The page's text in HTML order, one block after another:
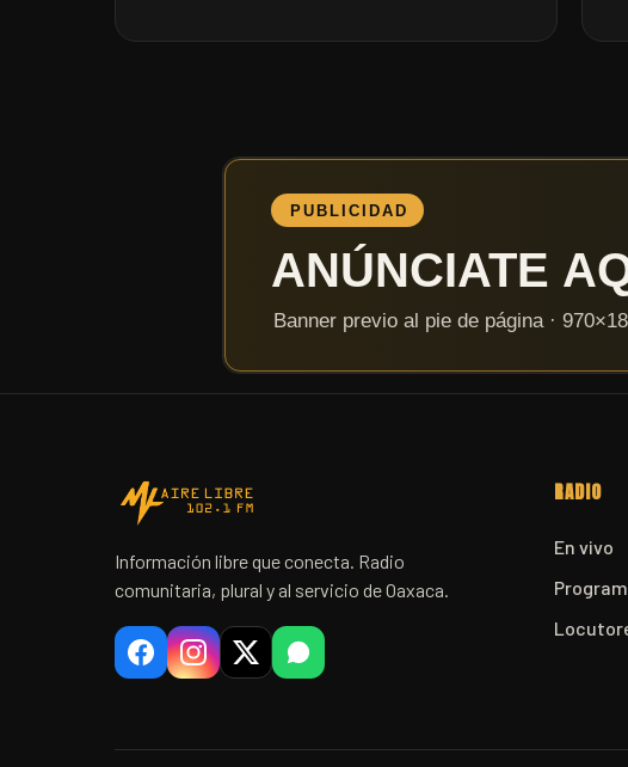
Información libre que conecta. Radio
comunitaria, plural y al servicio de Oaxaca.
RADIO
En vivo